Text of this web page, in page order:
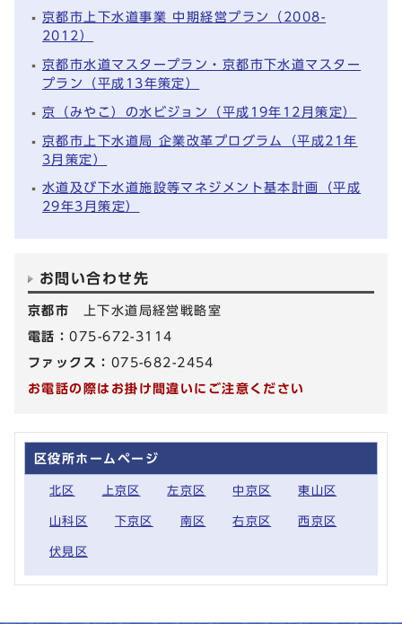
京都市上下水道事業 中期経営プラン（2008-
2012）
京都市水道マスタープラン・京都市下水道マスター
プラン（平成13年策定）
京（みやこ）の水ビジョン（平成19年12月策定）
京都市上下水道局 企業改革プログラム（平成21年
3月策定）
水道及び下水道施設等マネジメント基本計画（平成
29年3月策定）
お問い合わせ先
京都市
上下水道局経営戦略室
電話：075-672-3114
ファックス： 075-682-2454
お電話の際はお掛け間違いにご注意ください
区役所ホームページ
北区 上京区 左京区 中京区 東山区
山科区 下京区 南区 右京区 西京区
伏見区